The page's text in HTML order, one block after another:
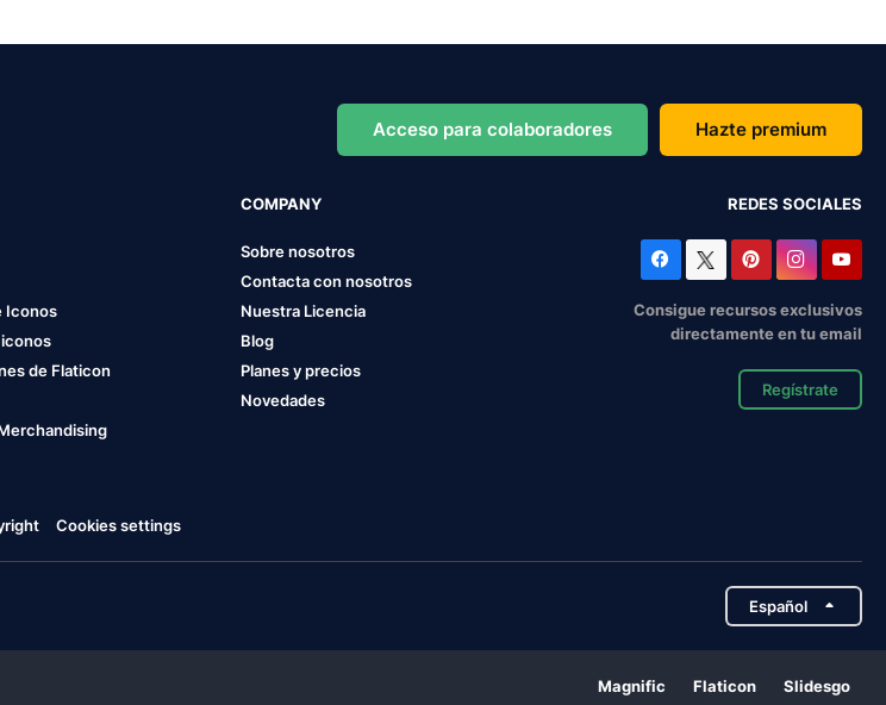
Acceso para colaboradores Hazte premium
Iconos
de Flaticon
COMPANY
Sobre nosotros
Contacta con nosotros
Nuestra Licencia
Blog
Planes y precios
Novedades
REDES SOCIALES
Consigue recursos exclusivos
directamente en tu email
Regístrate
Cookies settings
Español
Magnific Flaticon Slidesgo